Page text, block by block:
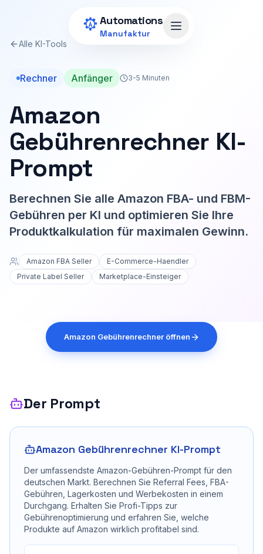
Automations
Manufaktur Menü öffnen
Alle KI-Tools
Rechner Anfänger 3-5 Minuten
Amazon
Gebührenrechner KI-
Prompt
Berechnen Sie alle Amazon FBA- und FBM-
Gebühren per KI und optimieren Sie Ihre
Produktkalkulation für maximalen Gewinn.
Amazon FBA Seller
E-Commerce-Haendler
Private Label Seller
Marketplace-Einsteiger
Amazon Gebührenrechner öffnen
Der Prompt
Amazon Gebührenrechner KI-Prompt
Der umfassendste Amazon-Gebühren-Prompt für den
deutschen Markt. Berechnen Sie Referral Fees, FBA-
Gebühren, Lagerkosten und Werbekosten in einem
Durchgang. Erhalten Sie Profi-Tipps zur
Gebührenoptimierung und erfahren Sie, welche
Produkte auf Amazon wirklich profitabel sind.